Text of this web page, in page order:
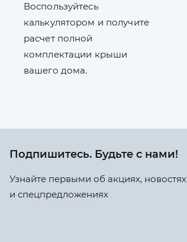
Воспользуйтесь
калькулятором и получите
расчет полной
комплектации крыши
вашего дома.
Подпишитесь. Будьте с нами!
Узнайте первыми об акциях, новостях
и спецпредложениях